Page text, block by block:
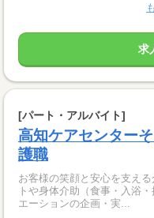
求
[パート・アルバイト]
高知ケアセンター
護職
お客様の笑顔と安心を支え
トや身体介助（食事・入浴
エーションの企画・実...